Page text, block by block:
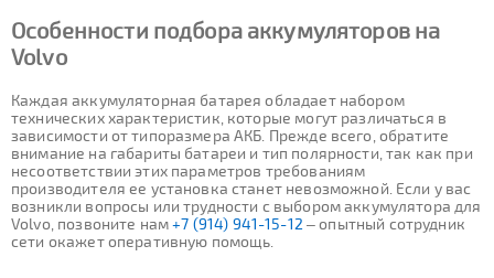
Особенности подбора аккумуляторов на
Volvo
Каждая аккумуляторная батарея обладает набором
технических характеристик, которые могут различаться в
зависимости от типоразмера АКБ. Прежде всего, обратите
внимание на габариты батареи и тип полярности, так как при
несоответствии этих параметров требованиям
производителя ее установка станет невозможной. Если у вас
возникли вопросы или трудности с выбором аккумулятора для
Volvo, позвоните нам+7 (914) 941-15-12 – опытный сотрудник
сети окажет оперативную помощь.